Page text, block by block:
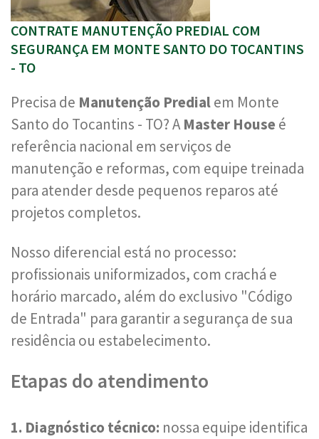
CONTRATE MANUTENÇÃO PREDIAL COM
SEGURANÇA EM MONTE SANTO DO TOCANTINS
- TO
Precisa de Manutenção Predialem Monte
Santo do Tocantins - TO? AMaster House é
referência nacional em serviços de
manutenção e reformas, com equipe treinada
para atender desde pequenos reparos até
projetos completos.
Nosso diferencial está no processo:
profissionais uniformizados, com crachá e
horário marcado, além do exclusivo "Código
de Entrada" para garantir a segurança de sua
residência ou estabelecimento.
Etapas do atendimento
1. Diagnóstico técnico: nossa equipe identifica